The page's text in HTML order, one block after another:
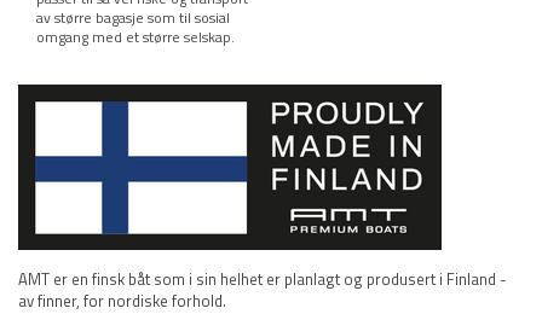
av større bagasje som til sosial
omgang med et større selskap.
AMT er en finsk båt som i sin helhet er planlagt og produsert i Finland -
av finner, for nordiske forhold.